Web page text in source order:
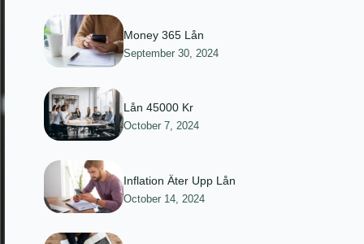
Money 365 Lån
September 30, 2024
Lån 45000 Kr
October 7, 2024
Inflation Äter Upp Lån
October 14, 2024